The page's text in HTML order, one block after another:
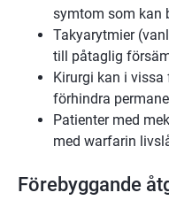
symtom som kan
Takyarytmier
till påtaglig
Kirurgi kan i
förhindra
Patienter med
med warfarin
Förebyggande